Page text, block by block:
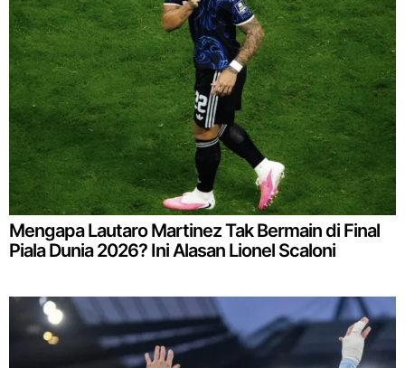
Mengapa Lautaro Martinez Tak Bermain di Final
Piala Dunia 2026? Ini Alasan Lionel Scaloni